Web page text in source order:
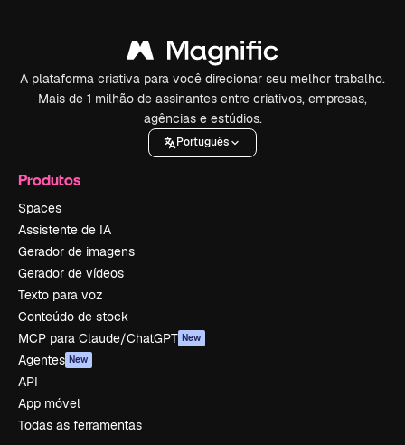
A plataforma criativa para você direcionar seu melhor trabalho.
Mais de 1 milhão de assinantes entre criativos, empresas,
agências e estúdios.
Português
Produtos
Spaces
Assistente de IA
Gerador de imagens
Gerador de vídeos
Texto para voz
Conteúdo de stock
MCP para Claude/ChatGPT New
Agentes New
API
App móvel
Todas as ferramentas